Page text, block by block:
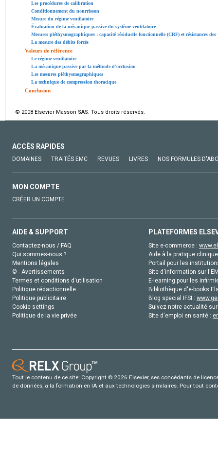
Les procédures de calibration
Conditionnement du nourrisson
Mesure du régime ventilatoire
Évaluation de la mécanique passive du système ventilatoire
Mesures pléthysmographiques : capacité résiduelle fonctionnelle (CRF) et résistances des
La mesure des débits forcés
Valeurs de référence
Le régime ventilatoire
La mécanique passive par la méthode d’occlusion
Les mesures pléthysmographiques
La technique de compression thoracique
Conclusion
© 2008 Elsevier Masson SAS. Tous droits réservés.
ACCÈS RAPIDES
DOMAINES TRAITÉS EMC REVUES LIVRES NOS FORMULES
MON COMPTE
CRÉER UN COMPTE
AIDE & SUPPORT
Contactez-nous / FAQ
Qui sommes-nous ?
Mentions légales
© - Avertissements
Termes et conditions d'utilisation
Politique rédactionnelle
Politique publicitaire
Cookie settings
Politique de la vie privée
PLATEFORMES
Site e-commerce :
Aide à la pratique
Portail pour les
Site d'information sur
E-learning pour les
Bibliothèque d'e-books
Blog special IFSI :
Suivez notre actualité
Site d'emploi en santé :
Tout le contenu de ce site: Copyright © 2026 Elsevier, ses concédants de
de données, a la formation en IA et aux technologies similaires. Pour tout